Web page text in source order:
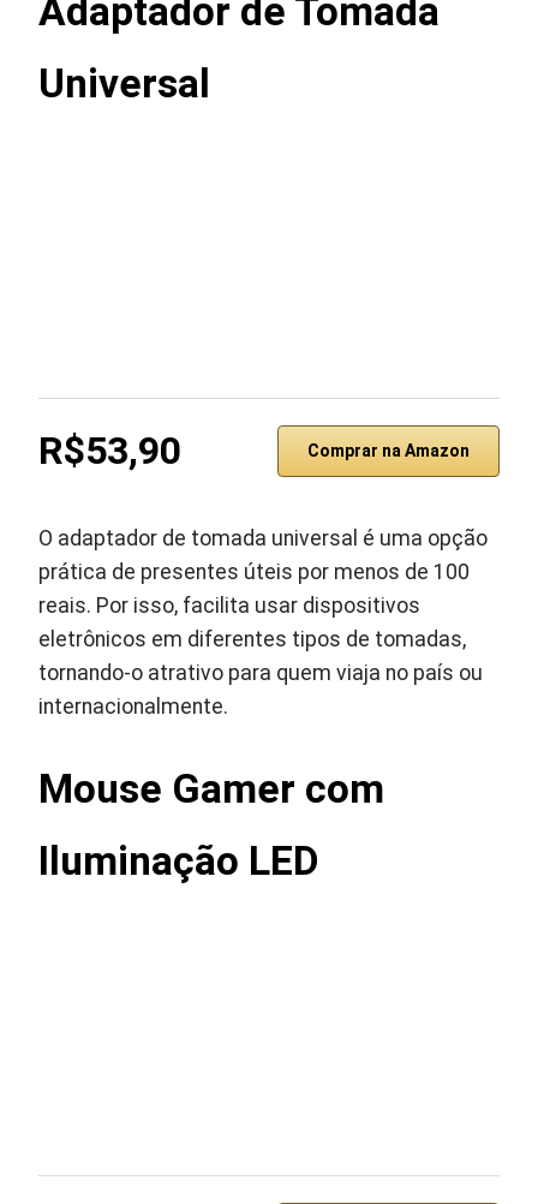
Adaptador de Tomada
Universal
R$53,90 Comprar na Amazon
O adaptador de tomada universal é uma opção
prática de presentes úteis por menos de 100
reais. Por isso, facilita usar dispositivos
eletrônicos em diferentes tipos de tomadas,
tornando-o atrativo para quem viaja no país ou
internacionalmente.
Mouse Gamer com
Iluminação LED